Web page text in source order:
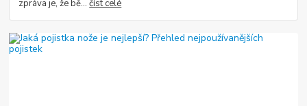
zpráva je, že bě...číst celé